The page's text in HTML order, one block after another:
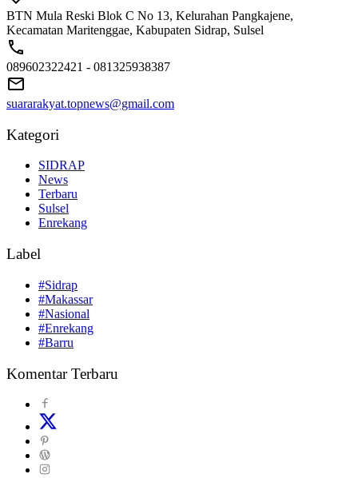
BTN Mula Reski Blok C No 13, Kelurahan Pangkajene,
Kecamatan Maritenggae, Kabupaten Sidrap, Sulsel
089602322421 - 081325938387
suararakyat.topnews@gmail.com
Kategori
SIDRAP
News
Terbaru
Sulsel
Enrekang
Label
#Sidrap
#Makassar
#Nasional
#Enrekang
#Barru
Komentar Terbaru